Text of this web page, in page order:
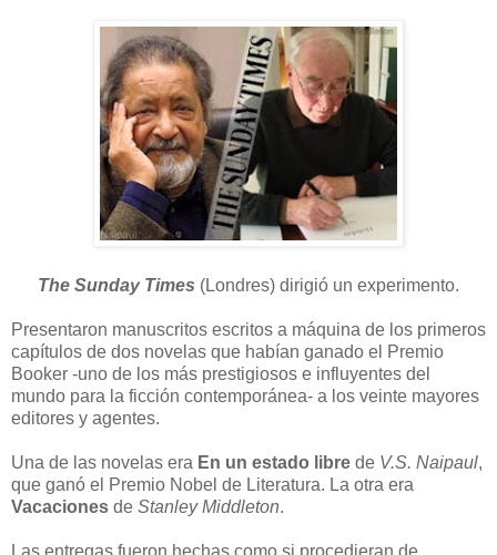
The Sunday Times (Londres) dirigió un experimento.
Presentaron manuscritos escritos a máquina de los primeros
capítulos de dos novelas que habían ganado el Premio
Booker -uno de los más prestigiosos e influyentes del
mundo para la ficción contemporánea- a los veinte mayores
editores y agentes.
Una de las novelas era En un estado libre de V.S. Naipaul,
que ganó el Premio Nobel de Literatura. La otra era
Vacaciones de Stanley Middleton.
Las entregas fueron hechas como si procedieran de